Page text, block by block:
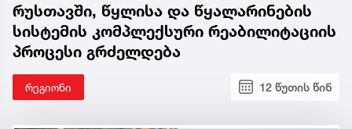
რუსთავში, წყლისა და წყალარინების
სისტემის კომპლექსური რეაბილიტაციის
პროცესი გრძელდება
რეგიონი 12 წუთის წინ